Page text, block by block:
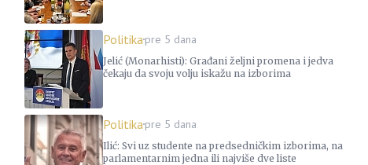
Politikapre 5 dana
Jelić (Monarhisti): Građani željni promena i jedva
čekaju da svoju volju iskažu na izborima
Politikapre 5 dana
Ilić: Svi uz studente na predsedničkim izborima, na
parlamentarnim jedna ili najviše dve liste